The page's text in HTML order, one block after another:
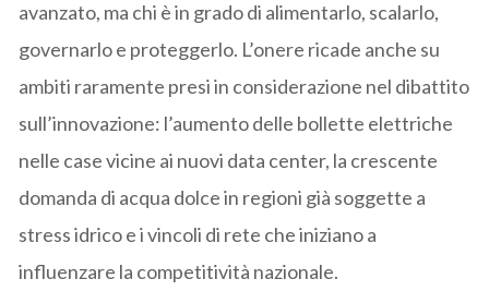
avanzato, ma chi è in grado di alimentarlo, scalarlo,
governarlo e proteggerlo. L’onere ricade anche su
ambiti raramente presi in considerazione nel dibattito
sull’innovazione: l’aumento delle bollette elettriche
nelle case vicine ai nuovi data center, la crescente
domanda di acqua dolce in regioni già soggette a
stress idrico e i vincoli di rete che iniziano a
influenzare la competitività nazionale.